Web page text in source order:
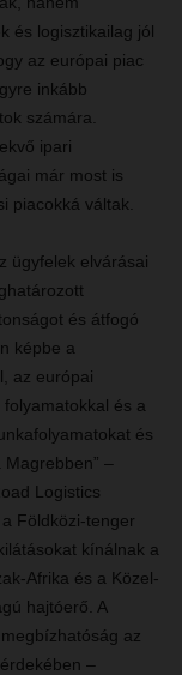
és logisztikailag jól
az európai piac
inkább
számára.
ipari
már most is
piacokká váltak.
ügyfelek elvárásai
és átfogó
képbe a
az európai
és a
és
–
Logistics
Földközi-tenger
kínálnak a
Afrika és a Közel-
hajtóerő. A
az
–